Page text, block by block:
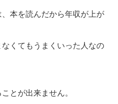
本を読んだから年収が上が
くてもうまくいった人なの
とが出来ません。